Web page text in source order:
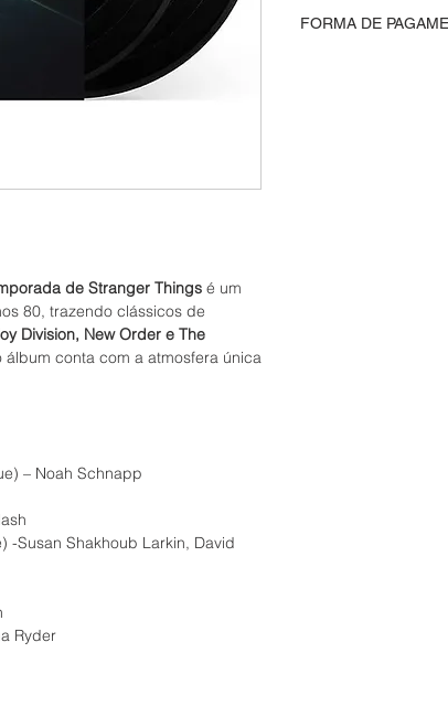
de Stranger Things é um
80, trazendo clássicos de
Division, New Order e The
conta com a atmosfera única
– Noah Schnapp
-Susan Shakhoub Larkin, David
Ryder
integridade de
FORMA DE